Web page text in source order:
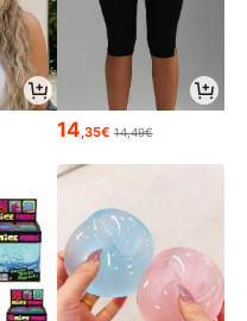
14,35€ 14,49€